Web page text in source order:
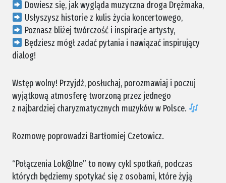
Dowiesz się, jak wygląda muzyczna droga Drężmaka,
Usłyszysz historie z kulis życia koncertowego,
Poznasz bliżej twórczość i inspiracje artysty,
Będziesz mógł zadać pytania i nawiązać inspirujący
dialog!
Wstęp wolny! Przyjdź, posłuchaj, porozmawiaj i poczuj
wyjątkową atmosferę tworzoną przez jednego
z najbardziej charyzmatycznych muzyków w Polsce.
Rozmowę poprowadzi Bartłomiej Czetowicz.
“Połączenia Lok@lne” to nowy cykl spotkań, podczas
których będziemy spotykać się z osobami, które żyją